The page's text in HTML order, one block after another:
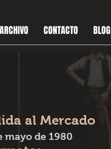
ARCHIVO CONTACTO BLOG
al Mercado
mayo de 1980